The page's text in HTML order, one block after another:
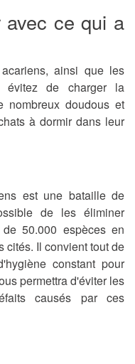
ce qui a
ainsi que les
évitez de charger la
nombreux doudous et
à dormir dans leur
est une bataille de
de les éliminer
50.000 espèces en
cités. Il convient tout de
constant pour
permettra d'éviter les
causés par ces